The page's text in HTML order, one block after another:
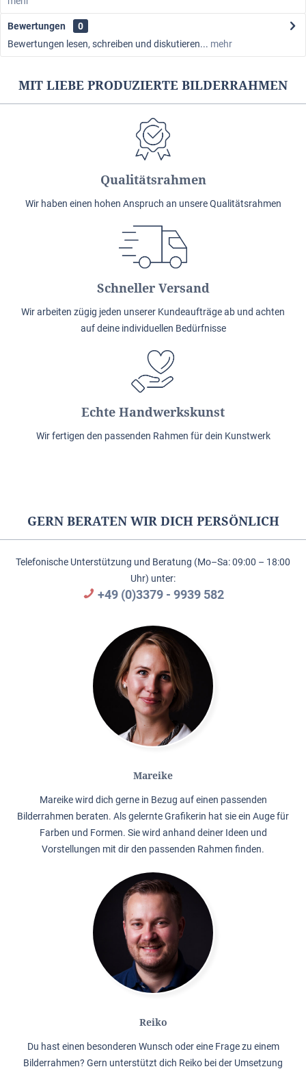
Bewertungen
0
Bewertungen lesen, schreiben und diskutieren... mehr
MIT LIEBE PRODUZIERTE BILDERRAHMEN
Qualitätsrahmen
Wir haben einen hohen Anspruch an unsere Qualitätsrahmen
Schneller Versand
Wir arbeiten zügig jeden unserer Kundeaufträge ab und achten
auf deine individuellen Bedürfnisse
Echte Handwerkskunst
Wir fertigen den passenden Rahmen für dein Kunstwerk
GERN BERATEN WIR DICH PERSÖNLICH
Telefonische Unterstützung und Beratung (Mo–Sa: 09:00 – 18:00
Uhr) unter:
+49 (0)3379 - 9939 582
Mareike
Mareike wird dich gerne in Bezug auf einen passenden
Bilderrahmen beraten. Als gelernte Grafikerin hat sie ein Auge für
Farben und Formen. Sie wird anhand deiner Ideen und
Vorstellungen mit dir den passenden Rahmen finden.
Reiko
Du hast einen besonderen Wunsch oder eine Frage zu einem
Bilderrahmen? Gern unterstützt dich Reiko bei der Umsetzung